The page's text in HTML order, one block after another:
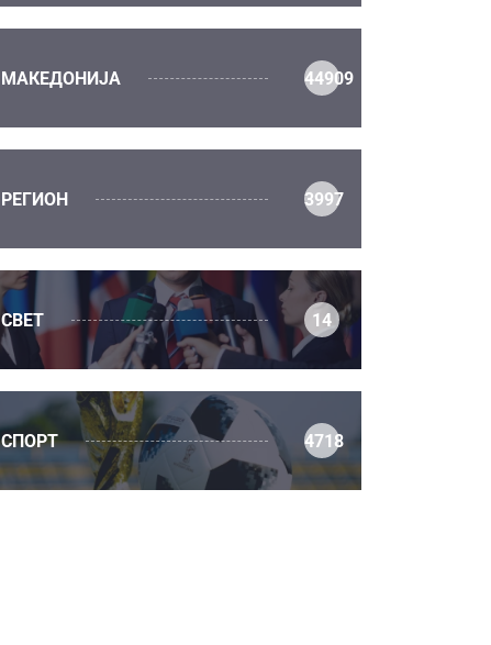
МАКЕДОНИЈА 44909
РЕГИОН 3997
СВЕТ 14
СПОРТ 4718